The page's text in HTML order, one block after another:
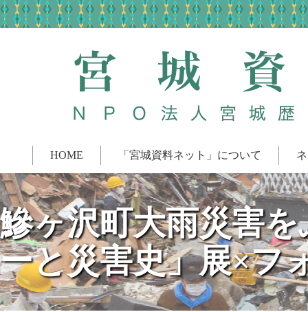
HOME 「宮城資料ネット」について
鰺ヶ沢町大雨災害
ーと災害史」展×フ